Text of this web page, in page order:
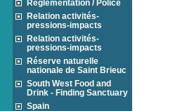
Réglementation / Police
Relation activités-
pressions-impacts
Relation activités-
pressions-impacts
Réserve naturelle
nationale de Saint Brieuc
South West Food and
Drink - Finding Sanctuary
Spain